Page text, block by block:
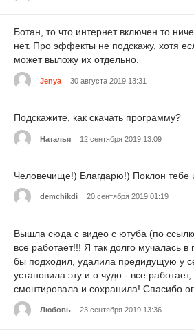
Ботан, то что интернет включен то
нет. Про эффекты не подскажу, хотя
может выложу их отдельно.
Jenya 30 августа 2019 13:31
Подскажите, как скачать программу?
Наталья 12 сентября 2019 13:09
Человечище!) Благдарю!) Поклон тебе
demchikdi 20 сентября 2019 01:19
Вышла сюда с видео с ютуба (по
все работает!!! Я так долго мучалась в
бы подходил, удалила предидущую у
установила эту и о чудо - все
смонтировала и сохранила! Спасибо
Любовь 23 сентября 2019 13:36